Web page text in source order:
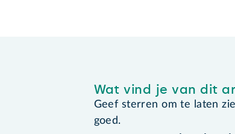
Wat vind je van dit
Geef sterren om te laten
goed.